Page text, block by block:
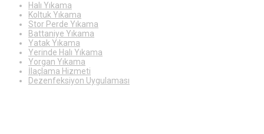
Halı Yıkama
Koltuk Yıkama
Stor Perde Yıkama
Battaniye Yıkama
Yatak Yıkama
Yerinde Halı Yıkama
Yorgan Yıkama
İlaçlama Hizmeti
Dezenfeksiyon Uygulaması